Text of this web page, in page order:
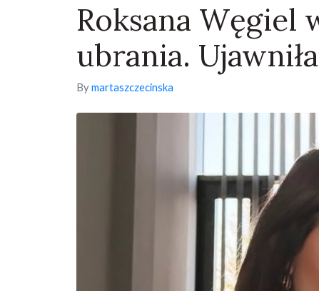
Roksana Węgiel
ubrania.
Bymartaszczecinska